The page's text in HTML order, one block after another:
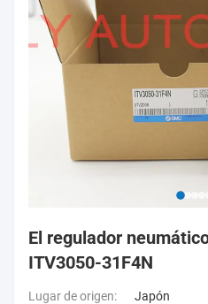
El regulador
ITV3050-31F4N
Lugar de origen:
Japón